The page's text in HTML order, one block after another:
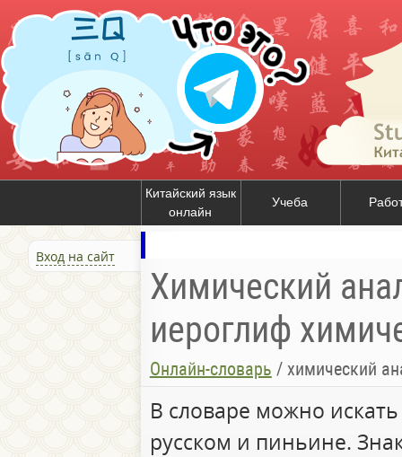
Китайский язык
онлайн
Учеба
Вход на сайт
Химический
иероглиф
Онлайн-словарь / химический
В словаре можно
русском и пиньине.